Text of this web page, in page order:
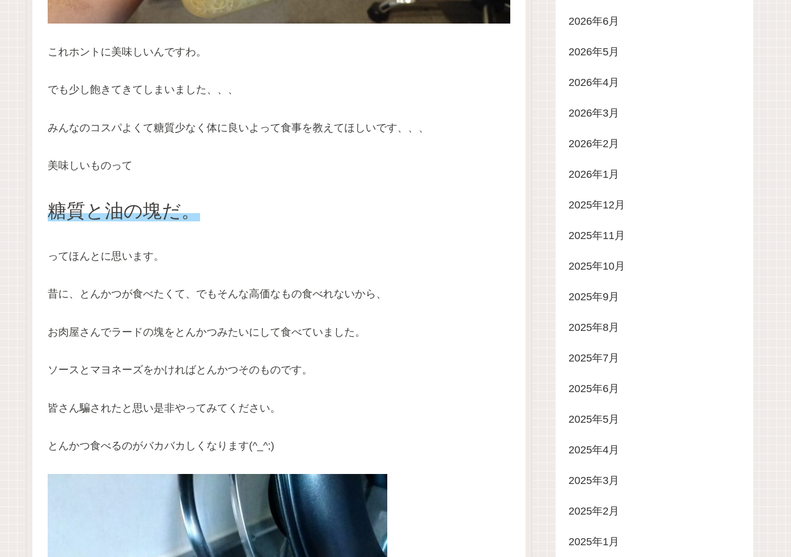
これホントに美味しいんですわ。
でも少し飽きてきてしまいました、、、
みんなのコスパよくて糖質少なく体に良いよって食事を教えてほしいです、、、
美味しいものって
糖質と油の塊だ。
ってほんとに思います。
昔に、とんかつが食べたくて、でもそんな高価なもの食べれないから、
お肉屋さんでラードの塊をとんかつみたいにして食べていました。
ソースとマヨネーズをかければとんかつそのものです。
皆さん騙されたと思い是非やってみてください。
とんかつ食べるのがバカバカしくなります(^_^;)
2026年6月
2026年5月
2026年4月
2026年3月
2026年2月
2026年1月
2025年12月
2025年11月
2025年10月
2025年9月
2025年8月
2025年7月
2025年6月
2025年5月
2025年4月
2025年3月
2025年2月
2025年1月